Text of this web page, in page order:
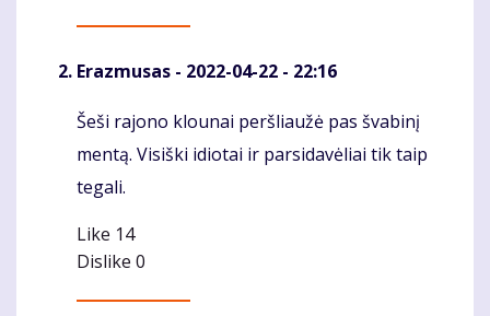
Erazmusas - 2022-04-22 - 22:16
Komentaras
Šeši rajono klounai peršliaužė pas švabinį
mentą. Visiški idiotai ir parsidavėliai tik taip
tegali.
Like 14
Dislike 0